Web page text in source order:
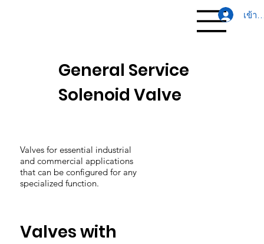
เข้า
General Service
Solenoid Valve
Valves for essential industrial
and commercial applications
that can be configured for any
specialized function.
Valves with